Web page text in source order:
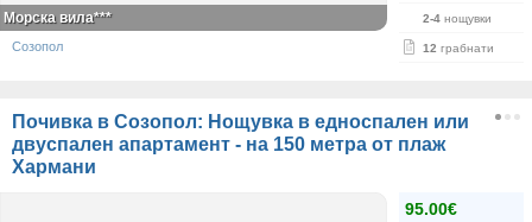
2-4 нощувки
12 грабнати
Морска вила***
Созопол
Почивка в Созопол: Нощувка в едноспален или
двуспален апартамент - на 150 метра от плаж
Хармани
95.00€